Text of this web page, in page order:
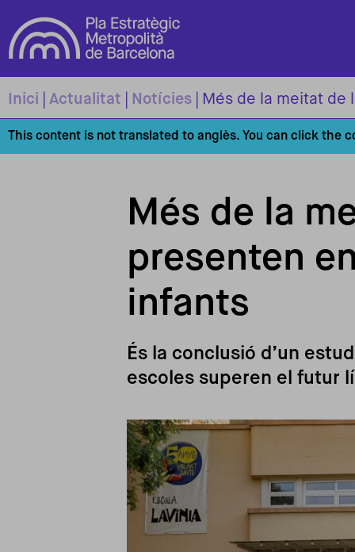
Inici Actualitat Notícies Més de la meitat de
This content is not translated to anglès. You can click the
Més de la
presenten
infants
És la conclusió d’un
escoles superen el futur
Imagen